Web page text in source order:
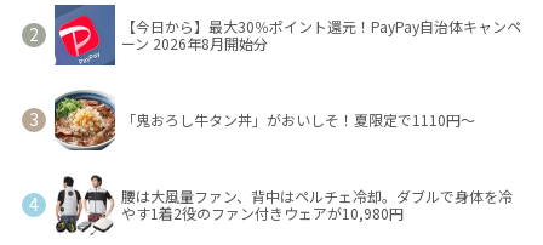
【今日から】最大30％ポイント還元！PayPay自治体キャンペ
ーン 2026年8月開始分
「鬼おろし牛タン丼」がおいしそ！夏限定で1110円～
腰は大風量ファン、背中はペルチェ冷却。ダブルで身体を冷
やす1着2役のファン付きウェアが10,980円